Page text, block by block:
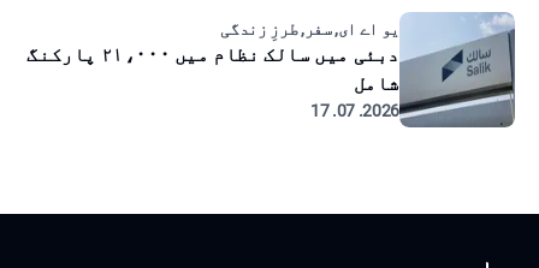
یو اے ای, سفر, طرزِ زندگی
دبئی میں سالک نظام میں ۲۱،۰۰۰ پارکنگ
شامل
2026. 07. 17